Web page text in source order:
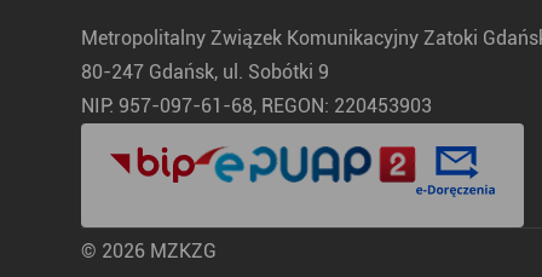
Metropolitalny Związek Komunikacyjny Zatoki
80-247 Gdańsk, ul. Sobótki 9
NIP: 957-097-61-68, REGON: 220453903
© 2026 MZKZG